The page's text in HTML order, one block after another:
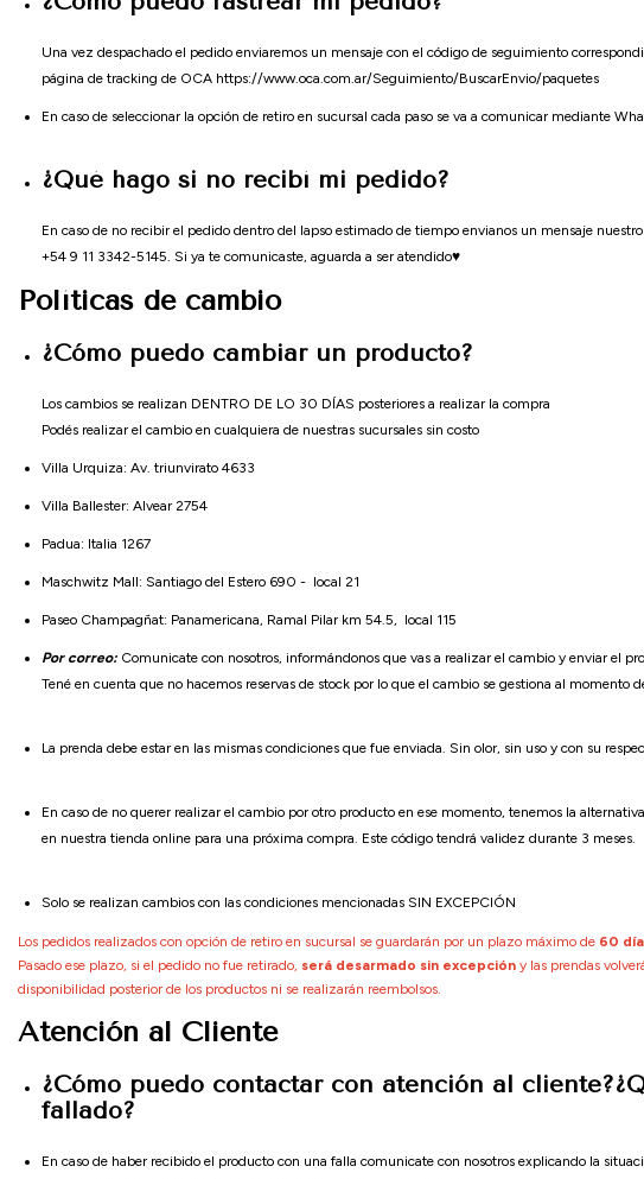
Una vez despachado el pedido enviaremos un mensaje con el código de seguimiento
página de tracking de OCA https://www.oca.com.ar/Seguimiento/BuscarEnvio/paquetes
En caso de seleccionar la opción de retiro en sucursal cada paso se va a comunicar mediante
¿Qué hago si no recibí mi pedido?
En caso de no recibir el pedido dentro del lapso estimado de tiempo envianos un mensaje
+54 9 11 3342-5145. Si ya te comunicaste, aguarda a ser atendido♥
Políticas de cambio
¿Cómo puedo cambiar un producto?
Los cambios se realizan DENTRO DE LO 30 DÍAS posteriores a realizar la compra
Podés realizar el cambio en cualquiera de nuestras sucursales sin costo
Villa Urquiza: Av. triunvirato 4633
Villa Ballester: Alvear 2754
Padua: Italia 1267
Maschwitz Mall: Santiago del Estero 690 - local 21
Paseo Champagñat: Panamericana, Ramal Pilar km 54.5, local 115
Por correo: Comunicate con nosotros, informándonos que vas a realizar el cambio y enviar el
Tené en cuenta que no hacemos reservas de stock por lo que el cambio se gestiona al momento
La prenda debe estar en las mismas condiciones que fue enviada. Sin olor, sin uso y con su
En caso de no querer realizar el cambio por otro producto en ese momento, tenemos la
en nuestra tienda online para una próxima compra. Este código tendrá validez durante 3 meses.
Solo se realizan cambios con las condiciones mencionadas SIN EXCEPCIÓN
Los pedidos realizados con opción de retiro en sucursal se guardarán por un plazo máximo de 60
Pasado ese plazo, si el pedido no fue retirado, será desarmado sin excepción y las prendas
disponibilidad posterior de los productos ni se realizarán reembolsos.
Atención al Cliente
¿Cómo puedo contactar con atención al
fallado?
En caso de haber recibido el producto con una falla comunicate con nosotros explicando la